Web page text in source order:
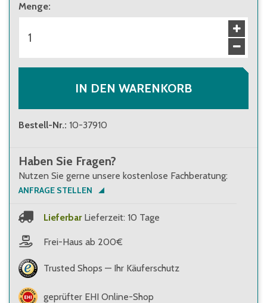
Menge:
IN DEN WARENKORB
Bestell-Nr.: 10-37910
Haben Sie Fragen?
Nutzen Sie gerne unsere kostenlose Fachberatung:
ANFRAGE STELLEN
Lieferbar Lieferzeit: 10 Tage
Frei-Haus ab 200€
Trusted Shops — Ihr Käuferschutz
geprüfter EHI Online-Shop